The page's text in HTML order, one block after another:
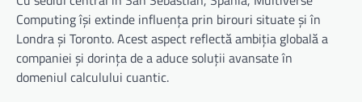
Computing își extinde influența prin birouri situate și în
Londra și Toronto. Acest aspect reflectă ambiția globală a
companiei și dorința de a aduce soluții avansate în
domeniul calculului cuantic.